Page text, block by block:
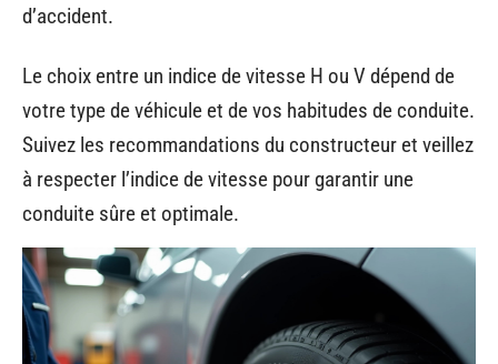
d’accident.
Le choix entre un indice de vitesse H ou V dépend de
votre type de véhicule et de vos habitudes de conduite.
Suivez les recommandations du constructeur et veillez
à respecter l’indice de vitesse pour garantir une
conduite sûre et optimale.